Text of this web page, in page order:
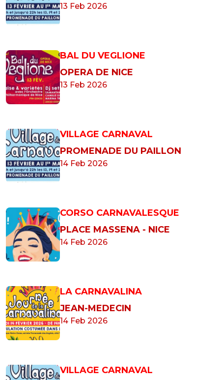
13 Feb 2026
BAL DU VEGLIONE
OPERA DE NICE
13 Feb 2026
VILLAGE CARNAVAL
PROMENADE DU PAILLON
14 Feb 2026
CORSO CARNAVALESQUE
PLACE MASSENA - NICE
14 Feb 2026
LA CARNAVALINA
JEAN-MEDECIN
14 Feb 2026
VILLAGE CARNAVAL